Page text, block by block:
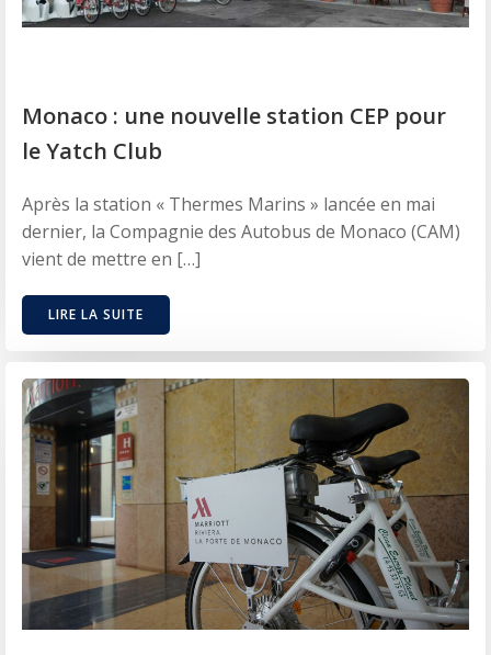
Monaco : une nouvelle station CEP pour
le Yatch Club
Après la station « Thermes Marins » lancée en mai
dernier, la Compagnie des Autobus de Monaco (CAM)
vient de mettre en […]
LIRE LA SUITE